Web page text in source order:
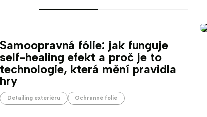
Samoopravná fólie: jak funguje
self-healing efekt a proč je to
technologie, která mění pravidla
hry
Detailing exteriéru Ochranné folie